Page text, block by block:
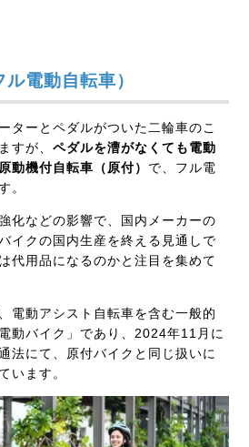
電動自転車）
ターとペダルがついた二輪車のこ
すが、ペダルを漕がなくても電動
動機付自転車（原付） で、フル電
。
化などの影響で、国内メーカーの
イクの国内生産を終える見通しで
代用品になるのかと注目を集めて
電動アシスト自転車を含む一般的
動バイク」であり、2024年11月に
法にて、原付バイクと同じ扱いに
います。